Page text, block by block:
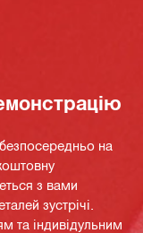
на
з вами
зустрічі.
та індивідульним